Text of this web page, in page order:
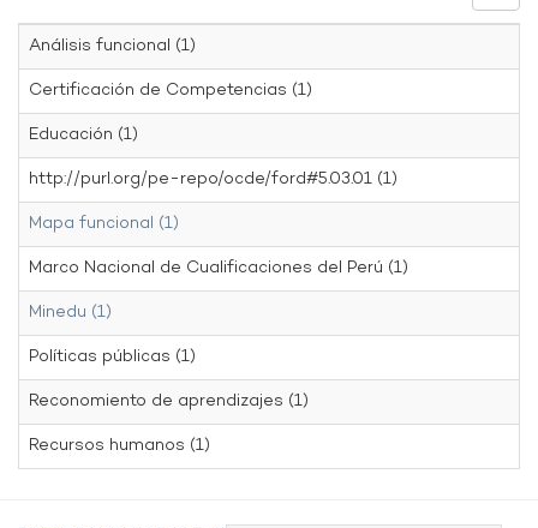
Análisis funcional (1)
Certificación de Competencias (1)
Educación (1)
http://purl.org/pe-repo/ocde/ford#5.03.01 (1)
Mapa funcional (1)
Marco Nacional de Cualificaciones del Perú (1)
Minedu (1)
Políticas públicas (1)
Reconomiento de aprendizajes (1)
Recursos humanos (1)